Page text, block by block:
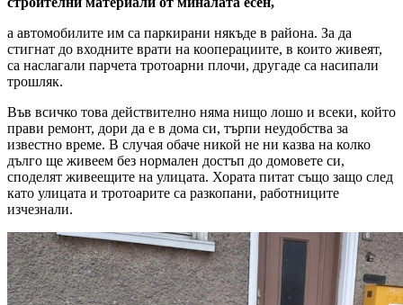
а автомобилите им са паркирани някъде в района. За да
стигнат до входните врати на кооперациите, в които живеят,
са наслагали парчета тротоарни плочи, другаде са насипали
трошляк.
Във всичко това действително няма нищо лошо и всеки, който
прави ремонт, дори да е в дома си, търпи неудобства за
известно време. В случая обаче никой не ни казва на колко
дълго ще живеем без нормален достъп до домовете си,
споделят живеещите на улицата. Хората питат също защо след
като улицата и тротоарите са разкопани, работниците
изчезнали.